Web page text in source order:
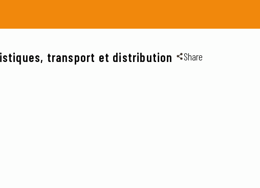
transport et distribution
Share